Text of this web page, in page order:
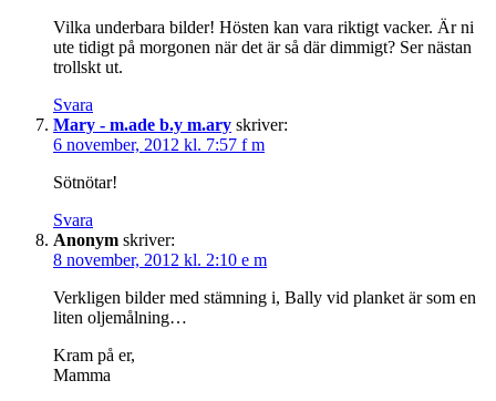
Vilka underbara bilder! Hösten kan vara riktigt vacker. Är ni
ute tidigt på morgonen när det är så där dimmigt? Ser nästan
trollskt ut.
Svara
Mary - m.ade b.y m.ary skriver:
6 november, 2012 kl. 7:57 f m
Sötnötar!
Svara
Anonym skriver:
8 november, 2012 kl. 2:10 e m
Verkligen bilder med stämning i, Bally vid planket är som en
liten oljemålning…
Kram på er,
Mamma